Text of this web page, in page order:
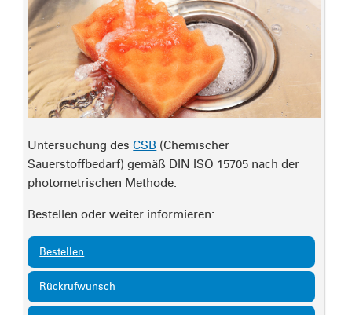
Untersuchung desCSB (Chemischer
Sauerstoffbedarf) gemäß DIN ISO 15705 nach der
photometrischen Methode.
Bestellen oder weiter informieren:
Bestellen
Rückrufwunsch